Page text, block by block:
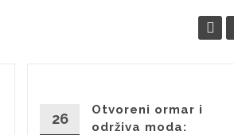
26
Otvoreni ormar i
održiva moda: